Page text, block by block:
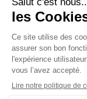
Pour votre santé,